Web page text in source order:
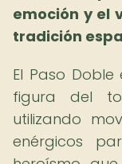
emoción y el
tradición
El Paso
figura del
utilizando
enérgicos